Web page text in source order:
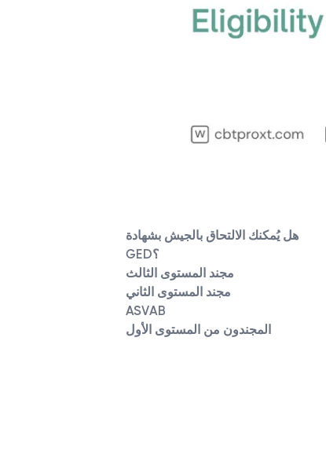
هل يُمكنك الالتحاق بالجيش بشهادة
GED؟
مجند المستوى الثالث
مجند المستوى الثاني
ASVAB
المجندون من المستوى الأول